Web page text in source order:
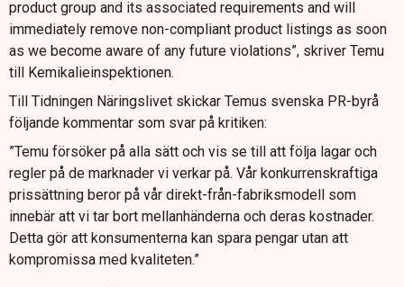
product group and its associated requirements and will
immediately remove non-compliant product listings as soon
as we become aware of any future violations”, skriver Temu
till Kemikalieinspektionen.
Till Tidningen Näringslivet skickar Temus svenska PR-byrå
följande kommentar som svar på kritiken:
”Temu försöker på alla sätt och vis se till att följa lagar och
regler på de marknader vi verkar på. Vår konkurrenskraftiga
prissättning beror på vår direkt-från-fabriksmodell som
innebär att vi tar bort mellanhänderna och deras kostnader.
Detta gör att konsumenterna kan spara pengar utan att
kompromissa med kvaliteten.”